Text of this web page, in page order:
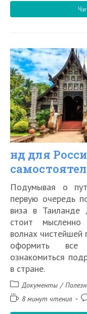
нд для
Подумывая о
первую очередь
виза в
стоит
волнах чистейшей
оформить
ознакомиться
в стране.
Рубрика
записи:
Документы /
Время8 минут чтения